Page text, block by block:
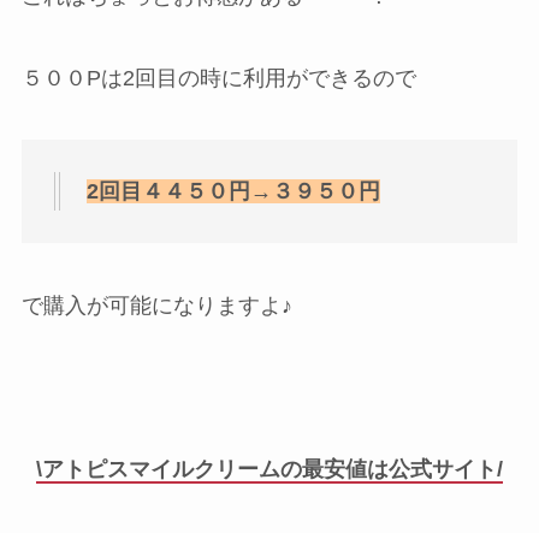
５００Pは2回目の時に利用ができるので
2回目４４５０円→３９５０円
で購入が可能になりますよ♪
\アトピスマイルクリームの最安値は公式サイト/